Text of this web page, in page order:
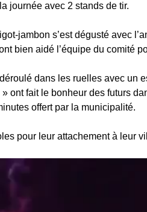
journée avec 2 stands de tir.
jambon s’est dégusté avec
bien aidé l’équipe du comité
dans les ruelles avec un
ont fait le bonheur des futurs
offert par la municipalité.
pour leur attachement à leur